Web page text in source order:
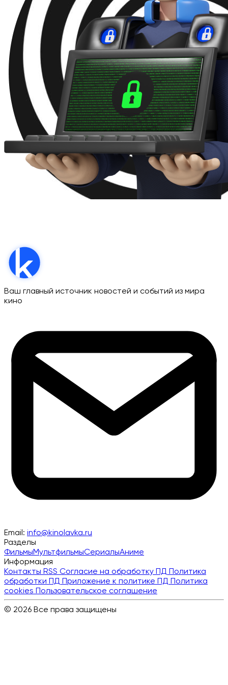
Ваш главный источник новостей и событий из мира
кино
Email: info@kinolavka.ru
Разделы
ФильмыМультфильмыСериалыАниме
Информация
Контакты RSS Согласие на обработку ПД Политика
обработки ПД Приложение к политике ПД Политика
cookies Пользовательское соглашение
© 2026 Все права защищены